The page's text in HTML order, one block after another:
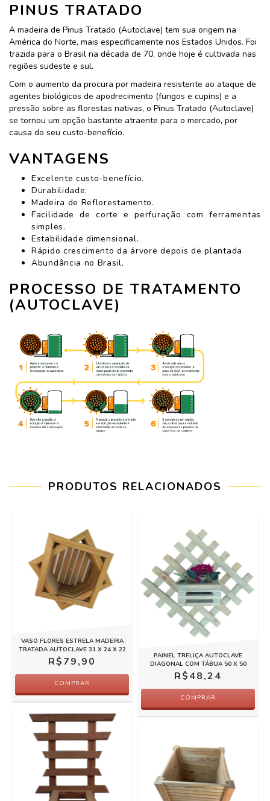
PINUS TRATADO
A madeira de Pinus Tratado (Autoclave) tem sua origem na
América do Norte, mais especificamente nos Estados Unidos. Foi
trazida para o Brasil na década de 70, onde hoje é cultivada nas
regiões sudeste e sul.
Com o aumento da procura por madeira resistente ao ataque de
agentes biológicos de apodrecimento (fungos e cupins) e a
pressão sobre as florestas nativas, o Pinus Tratado (Autoclave)
se tornou um opção bastante atraente para o mercado, por
causa do seu custo-benefício.
VANTAGENS
Excelente custo-benefício.
Durabilidade.
Madeira de Reflorestamento.
Facilidade de corte e perfuração com ferramentas
simples.
Estabilidade dimensional.
Rápido crescimento da árvore depois de plantada
Abundância no Brasil.
PROCESSO DE TRATAMENTO
(AUTOCLAVE)
PRODUTOS RELACIONADOS
VASO FLORES ESTRELA MADEIRA
TRATADA AUTOCLAVE 31 X 24 X 22
R$79,90
PAINEL TRELIÇA AUTOCLAVE
DIAGONAL COM TÁBUA 50 X 50
R$48,24